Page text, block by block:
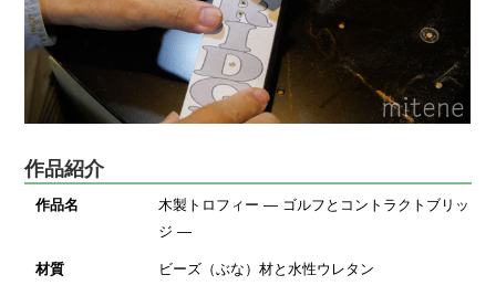
作品紹介
作品名
木製トロフィー ― ゴルフとコントラクトブリッ
ジ ―
材質 ビーズ（ぶな）材と水性ウレタン